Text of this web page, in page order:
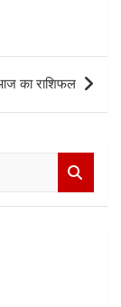
का राशिफल